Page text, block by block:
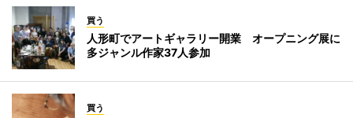
買う
人形町でアートギャラリー開業 オープニング展に
多ジャンル作家37人参加
買う